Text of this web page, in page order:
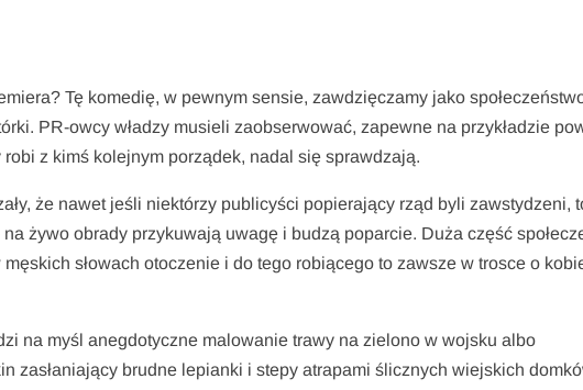
Tę komedię, w pewnym sensie, zawdzięczamy jako
PR-owcy władzy musieli zaobserwować, zapewne na przykładzie
z kimś kolejnym porządek, nadal się sprawdzają.
że nawet jeśli niektórzy publicyści popierający rząd byli zawstydzeni,
żywo obrady przykuwają uwagę i budzą poparcie. Duża część
słowach otoczenie i do tego robiącego to zawsze w trosce o
na myśl anegdotyczne malowanie trawy na zielono w wojsku albo
zasłaniający brudne lepianki i stepy atrapami ślicznych wiejskich